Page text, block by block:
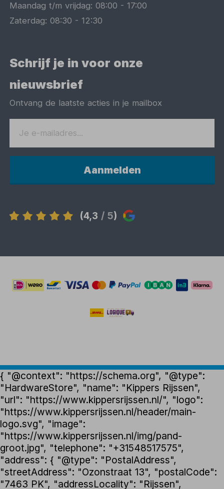
Maandag t/m vrijdag:08:00 -17:00
Zaterdag:08:30 -12:30
Schrijf je in voor onze
nieuwsbrief
Ontvang de laatste acties in je mailbox
Aanmelden
(4,3 / 5)
{ "@context": "https://schema.org", "@type":
"HardwareStore", "name": "Kippers Rijssen",
"url": "https://www.kippersrijssen.nl/", "logo":
"https://www.kippersrijssen.nl/header/main-
logo.svg", "image":
"https://www.kippersrijssen.nl/img/pand-
groot.jpg", "telephone": "+31548517575",
"address": { "@type": "PostalAddress",
"streetAddress": "Ozonstraat 13", "postalCode":
"7463 PK", "addressLocality": "Rijssen",